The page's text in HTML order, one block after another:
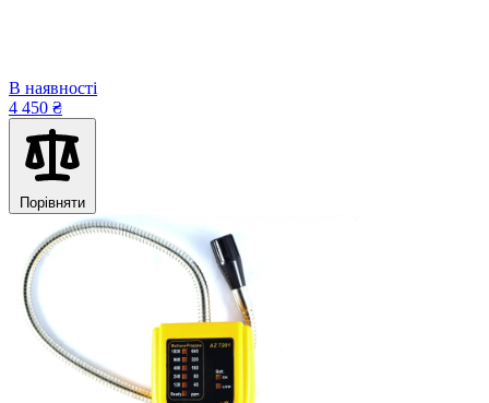
В наявності
4 450 ₴
Порівняти